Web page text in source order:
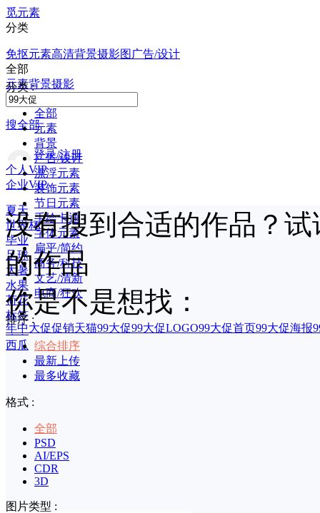
觅元素
分类
免抠元素高清背景摄影图 广告/设计
全部
元素背景摄影
搜全部
登录/注册
个人VIP
企业VIP
夏天
世界杯
毕业
足球
大暑
水果
荷花
标签
印章
西瓜
分类 :
全部
元素
背景
广告/设计
漂浮元素
装饰元素
节日元素
手绘卡通
字体元素
扁平/简约
商务/科技
文艺/清新
电商/狂欢
排序 :
综合排序
最新上传
最多收藏
格式 :
全部
PSD
AI/EPS
CDR
3D
图片类型 :
没有搜到合适的作品？
的作品
你是不是想找：
年中大促促销天猫99大促99大促LOGO99大促首页99大促海报